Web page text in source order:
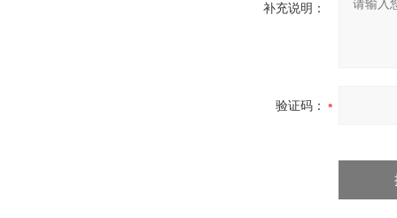
补充说明：
验证码：